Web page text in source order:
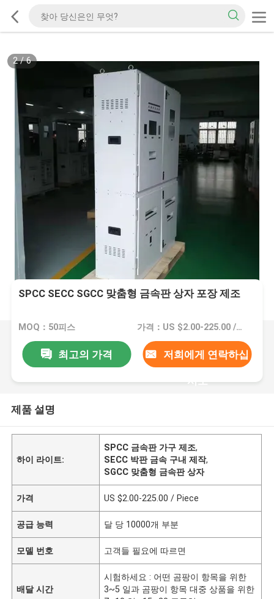
2/6
SPCC SECC SGCC 맞춤형 금속판 상자 포장 제조
MOQ：50피스 가격：US $2.00-225.00 / Piece
최고의 가격 저희에게 연락하십
시오
제품 설명
하이 라이트:
SPCC 금속판 가구 제조,
SECC 박판 금속 구내 제작,
SGCC 맞춤형 금속판 상자
가격 US $2.00-225.00 / Piece
공급 능력 달 당 10000개 부분
모델 번호 고객들 필요에 따르면
배달 시간
시험하세요 : 어떤 곰팡이 항목을 위한
3~5 일과 곰팡이 항목 대중 상품을 위한